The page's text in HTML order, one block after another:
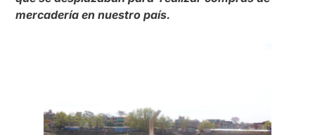
mercadería en nuestro país.